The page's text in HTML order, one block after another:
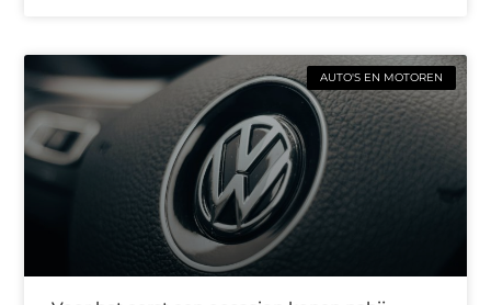
AUTO'S EN MOTOREN